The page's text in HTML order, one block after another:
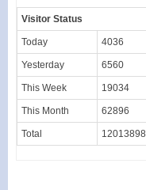
Visitor Status
Today 4036
Yesterday 6560
This Week 19034
This Month 62896
Total 12013898